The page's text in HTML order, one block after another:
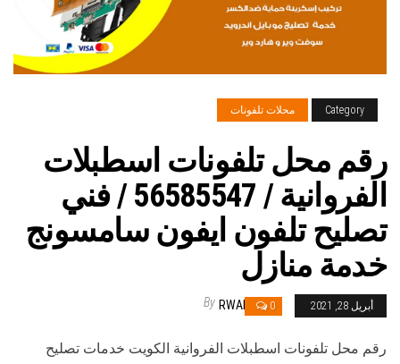
Category محلات تلفونات
رقم محل تلفونات اسطبلات
الفروانية / 56585547 / فني
تصليح تلفون ايفون سامسونج
خدمة منازل
أبريل 28, 2021 0
By RWAN
رقم محل تلفونات اسطبلات الفروانية الكويت خدمات تصليح